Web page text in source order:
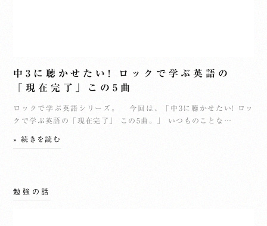
中3に聴かせたい! ロックで学ぶ英語の
「現在完了」この5曲
ロックで学ぶ英語シリーズ。 今回は、「中3に聴かせたい! ロッ
クで学ぶ英語の「現在完了」 この5曲。」 いつものことな…
» 続きを読む
勉強の話